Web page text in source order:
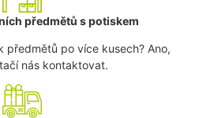
předmětů s potiskem
předmětů po více kusech? Ano,
nás kontaktovat.